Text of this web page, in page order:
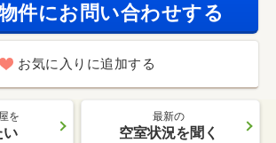
件にお問い合わせする
お気に入りに追加する
を
い
最新の
空室状況を聞く